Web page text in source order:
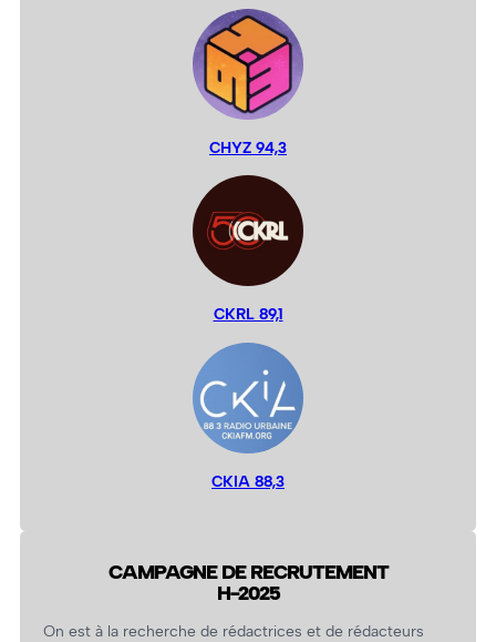
CHYZ 94,3
CKRL 89,1
CKIA 88,3
CAMPAGNE DE RECRUTEMENT
H-2025
On est à la recherche de rédactrices et de rédacteurs